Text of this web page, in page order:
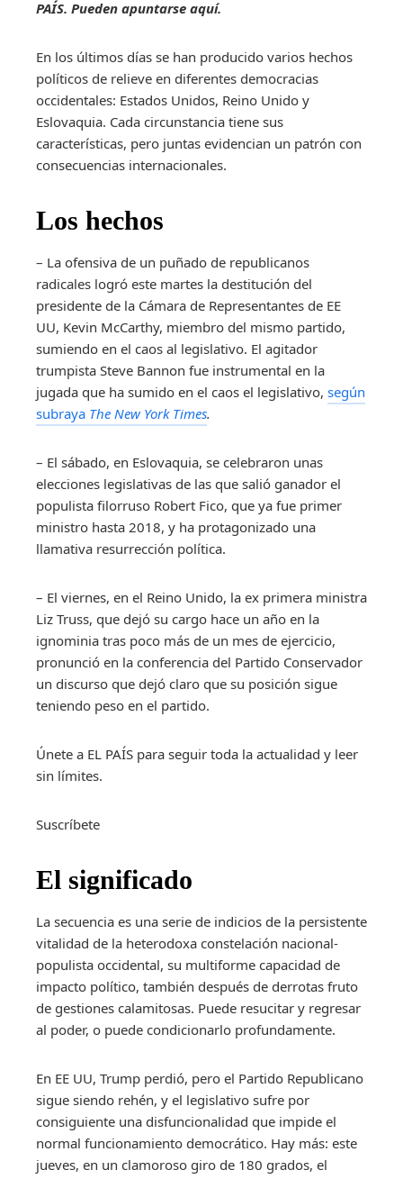
PAÍS. Pueden apuntarse aquí.
En los últimos días se han producido varios hechos
políticos de relieve en diferentes democracias
occidentales: Estados Unidos, Reino Unido y
Eslovaquia. Cada circunstancia tiene sus
características, pero juntas evidencian un patrón con
consecuencias internacionales.
Los hechos
– La ofensiva de un puñado de republicanos
radicales logró este martes la destitución del
presidente de la Cámara de Representantes de EE
UU, Kevin McCarthy, miembro del mismo partido,
sumiendo en el caos al legislativo. El agitador
trumpista Steve Bannon fue instrumental en la
jugada que ha sumido en el caos el legislativo, según
subraya The New York Times.
– El sábado, en Eslovaquia, se celebraron unas
elecciones legislativas de las que salió ganador el
populista filorruso Robert Fico, que ya fue primer
ministro hasta 2018, y ha protagonizado una
llamativa resurrección política.
– El viernes, en el Reino Unido, la ex primera ministra
Liz Truss, que dejó su cargo hace un año en la
ignominia tras poco más de un mes de ejercicio,
pronunció en la conferencia del Partido Conservador
un discurso que dejó claro que su posición sigue
teniendo peso en el partido.
Únete a EL PAÍS para seguir toda la actualidad y leer
sin límites.
Suscríbete
El significado
La secuencia es una serie de indicios de la persistente
vitalidad de la heterodoxa constelación nacional-
populista occidental, su multiforme capacidad de
impacto político, también después de derrotas fruto
de gestiones calamitosas. Puede resucitar y regresar
al poder, o puede condicionarlo profundamente.
En EE UU, Trump perdió, pero el Partido Republicano
sigue siendo rehén, y el legislativo sufre por
consiguiente una disfuncionalidad que impide el
normal funcionamiento democrático. Hay más: este
jueves, en un clamoroso giro de 180 grados, el